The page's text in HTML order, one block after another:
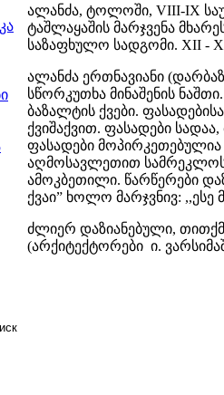
ალანძა, ტოლოში, VIII-IX
ტაშლაყაშის მარჯვენა
საზაფხულო სადგომი. XII -
ალანძა ერთნავიანი
სწორკუთხა მინაშენის
ბაზალტის ქვები.
ქვიშაქვით. ფასადები
ფასადები
აღმოსავლეთით სამრეკლოს
ამოკბეთილი. წარწერები
ქვაი” ხოლო მარჯვნივ: ,,ესე
ძლიერ დაზიანებული,
(არქიტექტორები ი.